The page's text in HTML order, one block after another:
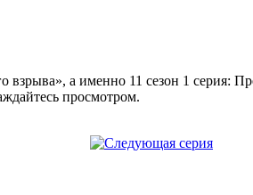
взрыва», а именно 11 сезон 1
просмотром.